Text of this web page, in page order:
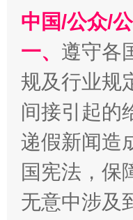
千年窑火
中国/公众/
一、 遵守各
规及行业规
间接引起的
递假新闻造
国宪法，保
无意中涉及